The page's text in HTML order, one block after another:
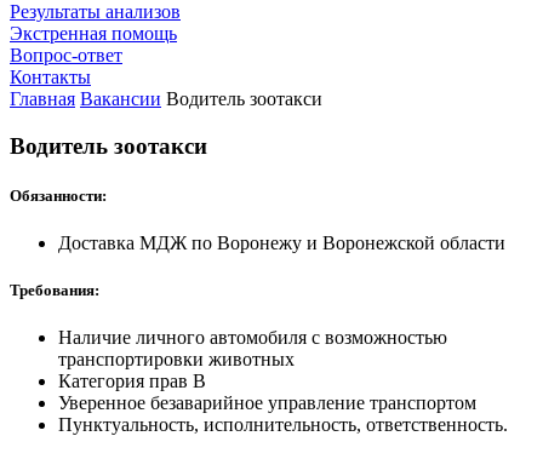
Результаты анализов
Экстренная помощь
Вопрос-ответ
Контакты
Главная Вакансии Водитель зоотакси
Водитель зоотакси
Обязанности:
Доставка МДЖ по Воронежу и Воронежской области
Требования:
Наличие личного автомобиля с возможностью
транспортировки животных
Категория прав В
Уверенное безаварийное управление транспортом
Пунктуальность, исполнительность, ответственность.